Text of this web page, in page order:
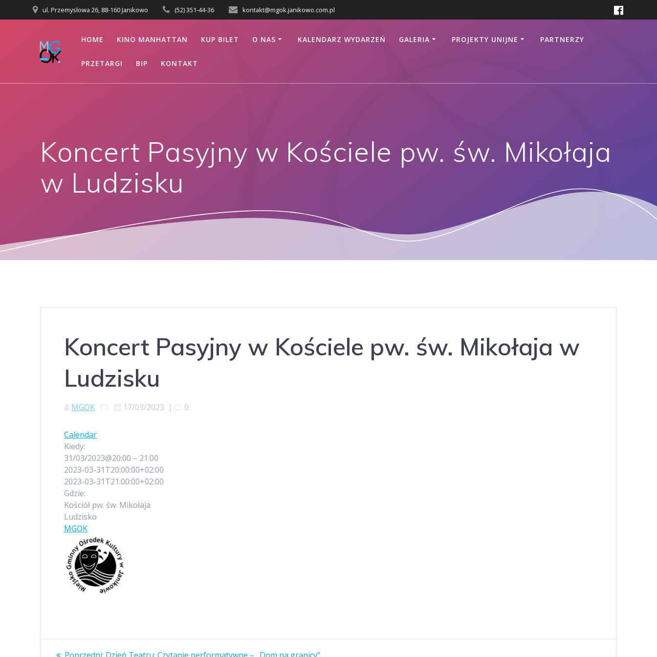
do
ul. Przemysłowa 26, 88-160 Janikowo (52) 351-44-36 kontakt@mgok.janikowo.com.pl
HOME KINO MANHATTAN KUP BILET O NAS KALENDARZ WYDARZEŃ GALERIA PROJEKTY UNIJNE PARTNERZY
PRZETARGI BIP KONTAKT
Koncert Pasyjny w Kościele pw. św. Mikołaja
w Ludzisku
Koncert Pasyjny w Kościele pw. św. Mikołaja w
Ludzisku
MGOK 17/03/2023 | 0
Calendar
Kiedy:
31/03/2023@20:00 – 21:00
2023-03-31T20:00:00+02:00
2023-03-31T21:00:00+02:00
Gdzie:
Kościół pw. św. Mikołaja
Ludzisko
MGOK
Nawigacja
Poprzedni